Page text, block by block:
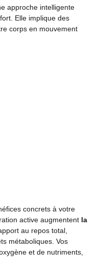
approche intelligente
Elle implique des
corps en mouvement
concrets à votre
active augmentent la
au repos total,
métaboliques. Vos
et de nutriments,